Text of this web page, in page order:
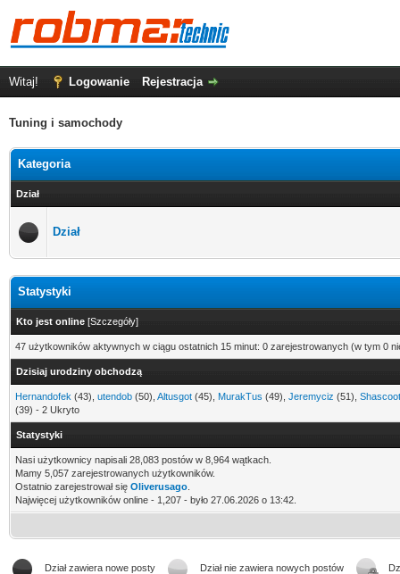
Witaj! Logowanie Rejestracja
Tuning i samochody
Kategoria
Dział
Dział
Statystyki
Kto jest online [Szczegóły]
47 użytkowników aktywnych w ciągu ostatnich 15 minut: 0 zarejestrowanych (w tym 0
Dzisiaj urodziny obchodzą
Hernandofek (43), utendob (50), Altusgot (45), MurakTus (49), Jeremyciz (51),
(39) - 2 Ukryto
Statystyki
Nasi użytkownicy napisali 28,083 postów w 8,964 wątkach.
Mamy 5,057 zarejestrowanych użytkowników.
Ostatnio zarejestrował się Oliverusago
Najwięcej użytkowników online - 1,207 - było 27.06.2026 o 13:42.
Dział zawiera nowe posty Dział nie zawiera nowych postów